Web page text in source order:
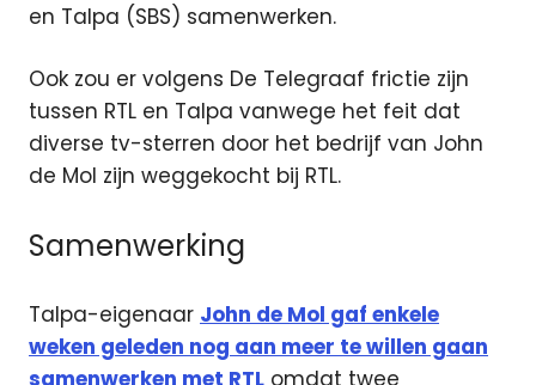
en Talpa (SBS) samenwerken.
Ook zou er volgens De Telegraaf frictie zijn
tussen RTL en Talpa vanwege het feit dat
diverse tv-sterren door het bedrijf van John
de Mol zijn weggekocht bij RTL.
Samenwerking
Talpa-eigenaar John de Mol gaf enkele
weken geleden nog aan meer te willen gaan
samenwerken met RTL omdat twee